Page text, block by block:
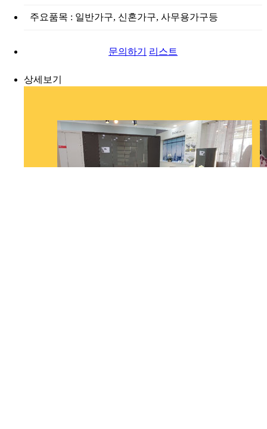
주요품목 : 일반가구, 신혼가구, 사무용가구등
문의하기 리스트
상세보기